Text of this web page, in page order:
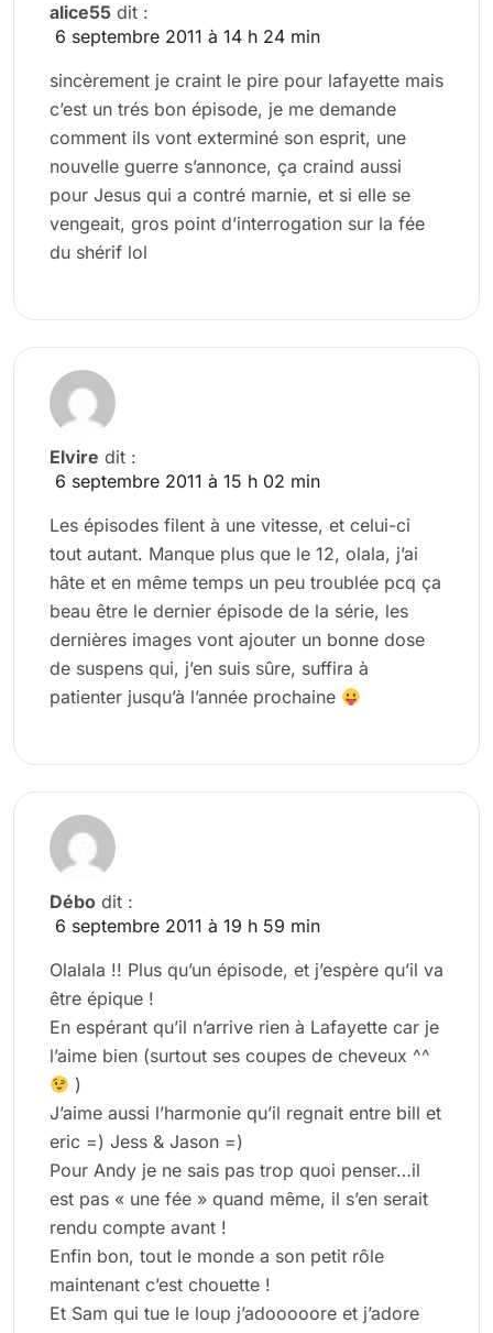
alice55 dit :
6 septembre 2011 à 14 h 24 min
sincèrement je craint le pire pour lafayette mais
c’est un trés bon épisode, je me demande
comment ils vont exterminé son esprit, une
nouvelle guerre s’annonce, ça craind aussi
pour Jesus qui a contré marnie, et si elle se
vengeait, gros point d’interrogation sur la fée
du shérif lol
Elvire dit :
6 septembre 2011 à 15 h 02 min
Les épisodes filent à une vitesse, et celui-ci
tout autant. Manque plus que le 12, olala, j’ai
hâte et en même temps un peu troublée pcq ça
beau être le dernier épisode de la série, les
dernières images vont ajouter un bonne dose
de suspens qui, j’en suis sûre, suffira à
patienter jusqu’à l’année prochaine
Débo dit :
6 septembre 2011 à 19 h 59 min
Olalala !! Plus qu’un épisode, et j’espère qu’il va
être épique !
En espérant qu’il n’arrive rien à Lafayette car je
l’aime bien (surtout ses coupes de cheveux ^^
)
J’aime aussi l’harmonie qu’il regnait entre bill et
eric =) Jess & Jason =)
Pour Andy je ne sais pas trop quoi penser…il
est pas « une fée » quand même, il s’en serait
rendu compte avant !
Enfin bon, tout le monde a son petit rôle
maintenant c’est chouette !
Et Sam qui tue le loup j’adooooore et j’adore